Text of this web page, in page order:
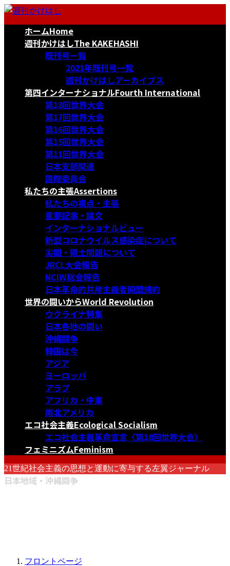
コ
ナ
ホームHome
週刊かけはしThe KAKEHASHI
既刊号一覧
2021年既刊号一覧
週刊かけはしアーカイブス
第四インターナショナルFourth International
第18回世界大会
第17回世界大会
第16回世界大会
第15回世界大会
第11回世界大会
日本支部関連
国際委員会
私たちの主張Assertions
私たちの視点・主張
重要記事・論文
インターナショナルビュー
新型コロナウイルス感染症について
尖閣・領土問題について
JRCL大会報告
NCIW総会報告
日本革命的共産主義者同盟規約
世界の闘いからWorld Revolution
ウクライナ特集
日本各地の闘い
沖縄闘争
韓国は今
アジア
ヨーロッパ
アラブ
アフリカ・中東
南北アメリカ
エコ社会主義Ecological Socialism
エコ社会主義革命宣言〈第18回世界大会〉
フェミニズムFeminism
21世紀社会主義の思想と運動に寄与する左翼ジャーナル
日本地域・沖縄闘争
フロントページ